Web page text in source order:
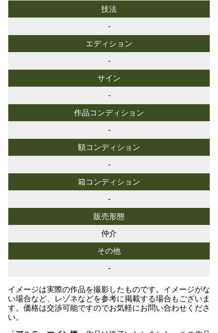
技法
-
エディション
-
サイン
-
作品コンディション
-
額コンディション
-
箱コンディション
-
販売形態
仲介
その他
-
イメージは実際の作品を撮影したものです。イメージがな
い場合など、レゾネなどを参考に掲載する場合もございま
す。価格は交渉可能ですのでお気軽にお問い合わせくださ
い。